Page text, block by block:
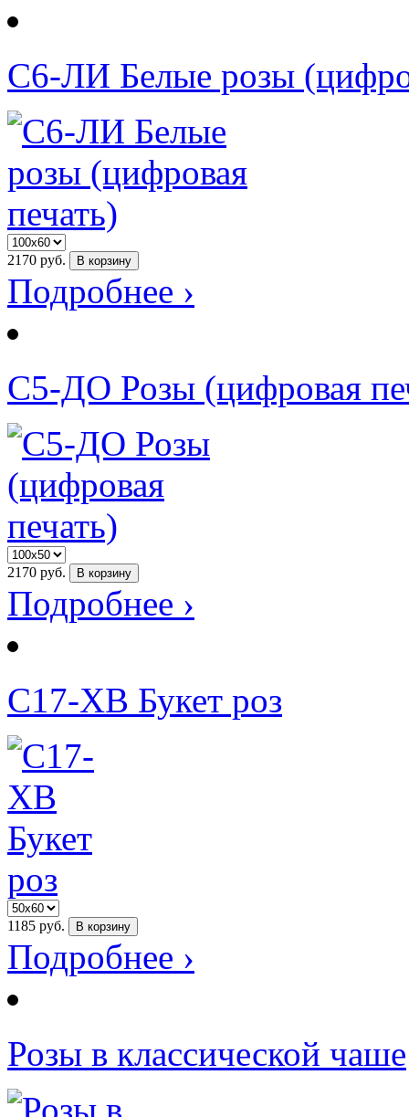
С6-ЛИ Белые розы
2170 руб. В корзину
Подробнее ›
С5-ДО Розы (цифровая
2170 руб. В корзину
Подробнее ›
С17-ХВ Букет роз
1185 руб. В корзину
Подробнее ›
Розы в классической чаше